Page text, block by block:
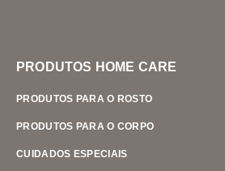
PRODUTOS HOME CARE
PRODUTOS PARA O ROSTO
PRODUTOS PARA O CORPO
CUIDADOS ESPECIAIS